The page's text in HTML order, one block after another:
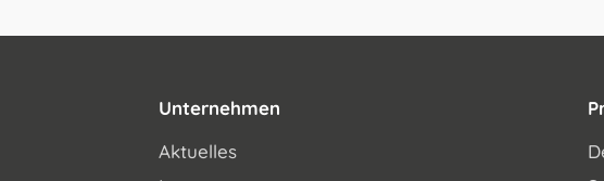
Unternehmen
Aktuelles